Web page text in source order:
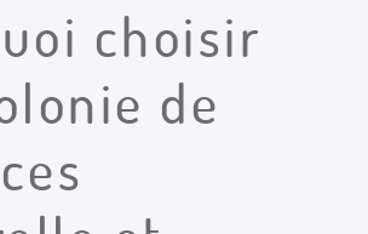
choisir
de